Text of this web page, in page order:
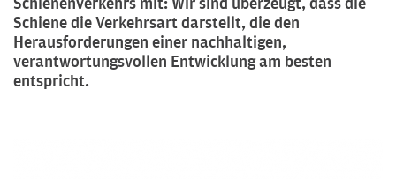
Schiene die Verkehrsart darstellt, die den
Herausforderungen einer nachhaltigen,
verantwortungsvollen Entwicklung am besten
entspricht.